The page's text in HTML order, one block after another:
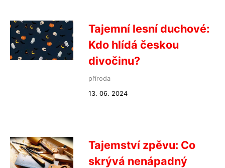
Tajemní lesní duchové:
Kdo hlídá českou
divočinu?
příroda
13. 06. 2024
Tajemství zpěvu: Co
skrývá nenápadný